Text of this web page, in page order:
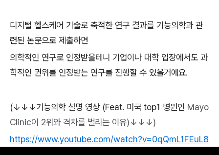
디지털 헬스케어 기술로 축적한 연구 결과를 기능의학과 관
련된 논문으로 제출하면
의학적인 연구로 인정받을테니 기업이나 대학 입장에서도 과
학적인 권위를 인정받는 연구를 진행할 수 있을거에요.
(↓↓↓기능의학 설명 영상 (Feat. 미국 top1 병원인 Mayo
Clinic이 2위와 격차를 벌리는 이유)↓↓↓)
https://www.youtube.com/watch?v=0qQmL1FEuL8